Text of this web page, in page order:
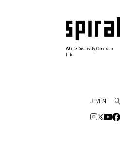
JP/EN
Where Creativity Comes to
Life
演劇やダンス、ライブ公演、イベント